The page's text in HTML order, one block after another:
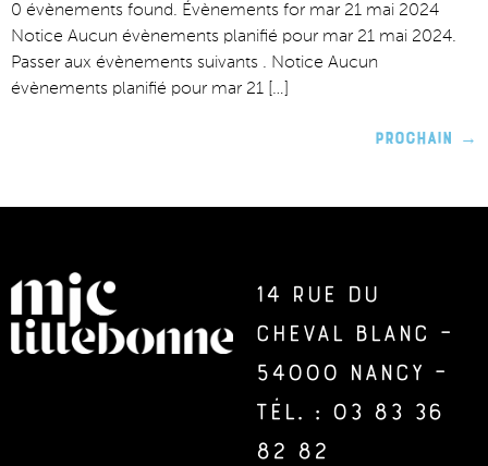
0 évènements found. Évènements for mar 21 mai 2024
Notice Aucun évènements planifié pour mar 21 mai 2024.
Passer aux évènements suivants . Notice Aucun
évènements planifié pour mar 21 […]
Prochain →
14 rue du
Cheval Blanc –
54000 Nancy –
Tél. : 03 83 36
82 82